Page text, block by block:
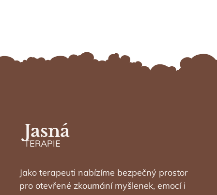
Jasná
TERAPIE
Jako terapeuti nabízíme bezpečný prostor
pro otevřené zkoumání myšlenek, emocí i